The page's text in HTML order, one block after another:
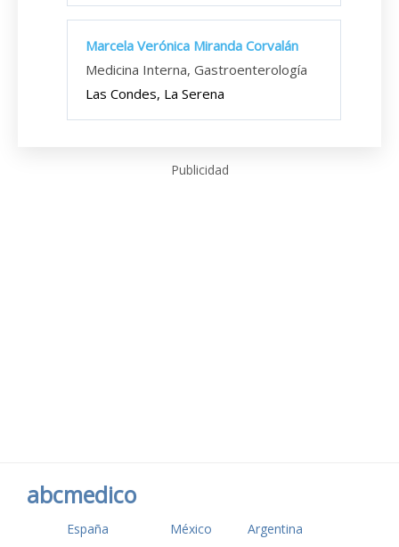
Marcela Verónica Miranda Corvalán
Medicina Interna, Gastroenterología
Las Condes, La Serena
Publicidad
abcmedico
España México Argentina